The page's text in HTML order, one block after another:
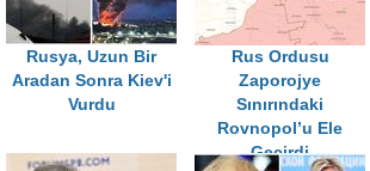
Rusya, Uzun Bir
Aradan Sonra Kiev'i
Vurdu
Rus Ordusu
Zaporojye
Sınırındaki
Rovnopol’u Ele
Geçirdi